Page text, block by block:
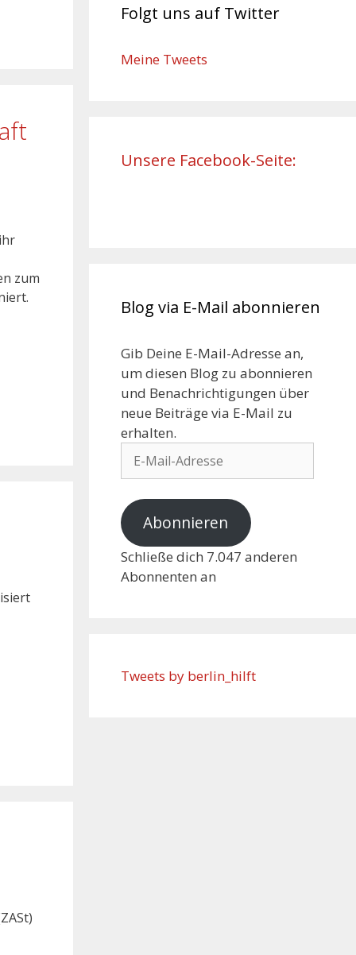
zum
Folgt uns auf Twitter
Meine Tweets
Unsere Facebook-Seite:
Blog via E-Mail abonnieren
Gib Deine E-Mail-Adresse an,
um diesen Blog zu abonnieren
und Benachrichtigungen über
neue Beiträge via E-Mail zu
erhalten.
Abonnieren
Schließe dich 7.047 anderen
Abonnenten an
Tweets by berlin_hilft